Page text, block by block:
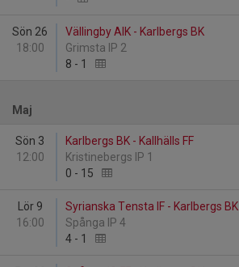
Sön 26
18:00
Vällingby AIK - Karlbergs BK
Grimsta IP 2
8 - 1
Maj
Sön 3
12:00
Karlbergs BK - Kallhälls FF
Kristinebergs IP 1
0 - 15
Lör 9
16:00
Syrianska Tensta IF - Karlbergs BK
Spånga IP 4
4 - 1